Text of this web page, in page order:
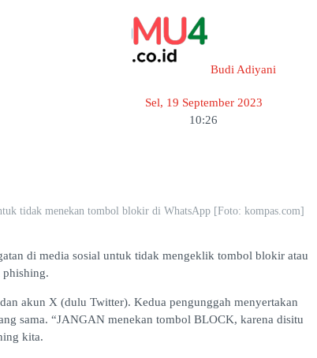
Budi Adiyani
Sel, 19 September 2023
10:26
tidak menekan tombol blokir di WhatsApp [Foto: kompas.com]
di media sosial untuk tidak mengeklik tombol blokir atau
phishing.
akun X (dulu Twitter). Kedua pengunggah menyertakan
sama. “JANGAN menekan tombol BLOCK, karena disitu
kita.